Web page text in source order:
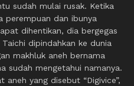
sudah mulai rusak. Ketika
perempuan dan ibunya
dihentikan, dia bergegas
dipindahkan ke dunia
makhluk aneh bernama
sudah mengetahui namanya.
aneh yang disebut “Digivice”,